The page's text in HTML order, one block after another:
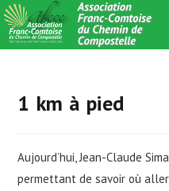
Skip
to
content
1 km à pied
Aujourd’hui, Jean-Claude
permettant de savoir où